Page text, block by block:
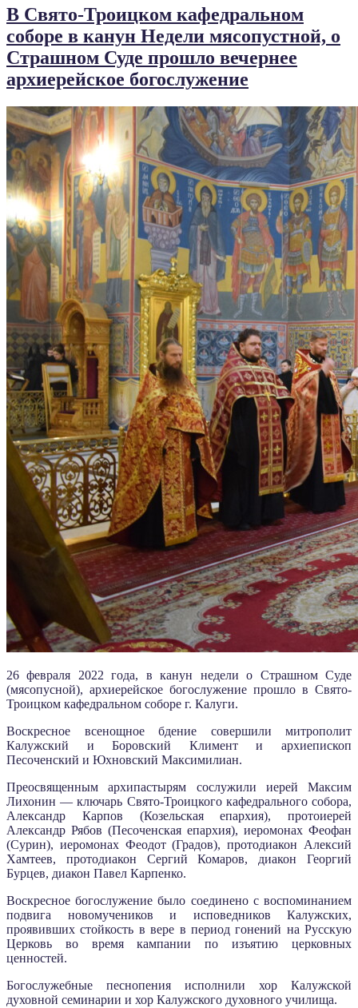
В Свято-Троицком кафедральном
соборе в канун Недели мясопустной, о
Страшном Суде прошло вечернее
архиерейское богослужение
26 февраля 2022 года, в канун недели о Страшном Суде
(мясопусной), архиерейское богослужение прошло в Свято-
Троицком кафедральном соборе г. Калуги.
Воскресное всенощное бдение совершили митрополит
Калужский и Боровский Климент и архиепископ
Песоченский и Юхновский Максимилиан.
Преосвященным архипастырям сослужили иерей Максим
Лихонин — ключарь Свято-Троицкого кафедрального собора,
Александр Карпов (Козельская епархия), протоиерей
Александр Рябов (Песоченская епархия), иеромонах Феофан
(Сурин), иеромонах Феодот (Градов), протодиакон Алексий
Хамтеев, протодиакон Сергий Комаров, диакон Георгий
Бурцев, диакон Павел Карпенко.
Воскресное богослужение было соединено с воспоминанием
подвига новомучеников и исповедников Калужских,
проявивших стойкость в вере в период гонений на Русскую
Церковь во время кампании по изъятию церковных
ценностей.
Богослужебные песнопения исполнили хор Калужской
духовной семинарии и хор Калужского духовного училища.